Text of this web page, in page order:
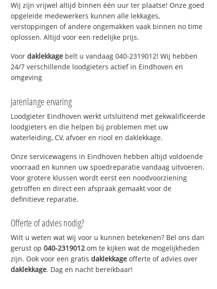
Wij zijn vrijwel altijd binnen één uur ter plaatse! Onze goed
opgeleide medewerkers kunnen alle lekkages,
verstoppingen of andere ongemakken vaak binnen no time
oplossen. Altijd voor een redelijke prijs.
Voordaklekkage belt u vandaag 040-2319012! Wij hebben
24/7 verschillende loodgieters actief in Eindhoven en
omgeving
Jarenlange ervaring
Loodgieter Eindhoven werkt uitsluitend met gekwalificeerde
loodgieters en die helpen bij problemen met uw
waterleiding, CV, afvoer en riool en daklekkage.
Onze servicewagens in Eindhoven hebben altijd voldoende
voorraad en kunnen uw spoedreparatie vandaag uitvoeren.
Voor grotere klussen wordt eerst een noodvoorziening
getroffen en direct een afspraak gemaakt voor de
definitieve reparatie.
Offerte of advies nodig?
Wilt u weten wat wij voor u kunnen betekenen? Bel ons dan
gerust op040-2319012 om te kijken wat de mogelijkheden
zijn. Ook voor een gratisdaklekkage offerte of advies over
daklekkage. Dag en nacht bereikbaar!